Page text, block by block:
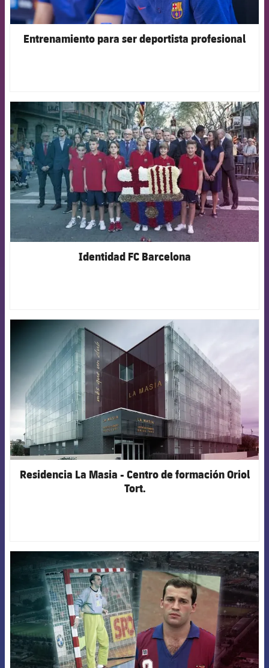
Entrenamiento para ser deportista profesional
FCB Barcelona badge
Identidad FC Barcelona
FCB Barcelona badge
Residencia La Masia - Centro de formación Oriol
Tort.
FCB Barcelona badge